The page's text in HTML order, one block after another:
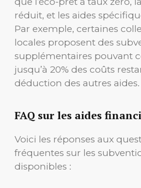
réduit, et les aides
Par exemple, certaines
locales proposent des
supplémentaires pouvant
jusqu’à 20% des coûts
déduction des autres aides.
FAQ sur les aides
Voici les réponses aux
fréquentes sur les
disponibles :